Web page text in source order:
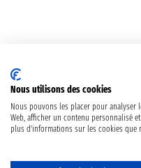
Nous utilisons des cookies
Nous pouvons les placer pour analyser
Web, afficher un contenu personnalisé
plus d'informations sur les cookies que